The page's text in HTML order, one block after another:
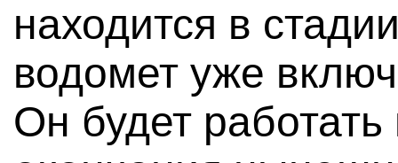
находится в
водомет уже
Он будет